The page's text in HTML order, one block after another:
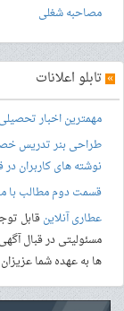
مصاحبه شغلی
» تابلو اعلانات
مهمترین اخبار تحصیلی
طراحی بنرتدریس
نوشته های کاربران در
قسمت دوم مطالب با
عطاری آنلاینقابل
مسئولیتی در قبال
ها به عهده شما